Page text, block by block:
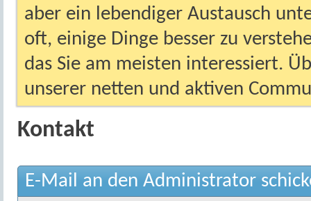
aber ein lebendiger Austausch
oft, einige Dinge besser zu
das Sie am meisten interessiert.
unserer netten und aktiven
Kontakt
E-Mail an den Administrator